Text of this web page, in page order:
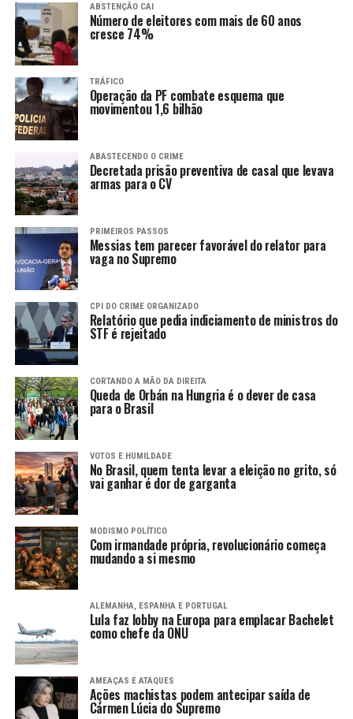
ABSTENÇÃO CAI
Número de eleitores com mais de 60 anos
cresce 74%
TRÁFICO
Operação da PF combate esquema que
movimentou 1,6 bilhão
ABASTECENDO O CRIME
Decretada prisão preventiva de casal que levava
armas para o CV
PRIMEIROS PASSOS
Messias tem parecer favorável do relator para
vaga no Supremo
CPI DO CRIME ORGANIZADO
Relatório que pedia indiciamento de ministros do
STF é rejeitado
CORTANDO A MÃO DA DIREITA
Queda de Orbán na Hungria é o dever de casa
para o Brasil
VOTOS E HUMILDADE
No Brasil, quem tenta levar a eleição no grito, só
vai ganhar é dor de garganta
MODISMO POLÍTICO
Com irmandade própria, revolucionário começa
mudando a si mesmo
ALEMANHA, ESPANHA E PORTUGAL
Lula faz lobby na Europa para emplacar Bachelet
como chefe da ONU
AMEAÇAS E ATAQUES
Ações machistas podem antecipar saída de
Cármen Lúcia do Supremo